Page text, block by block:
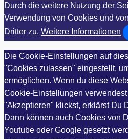
Durch die weitere Nutzung der
Verwendung von Cookies und
Dritter zu. Weitere Informationen
Die Cookie-Einstellungen auf
"Cookies zulassen" eingestellt,
ermöglichen. Wenn du diese
Cookie-Einstellungen
"Akzeptieren" klickst, erklärst Du
Dann können auch Cookies von
Youtube oder Google gesetzt